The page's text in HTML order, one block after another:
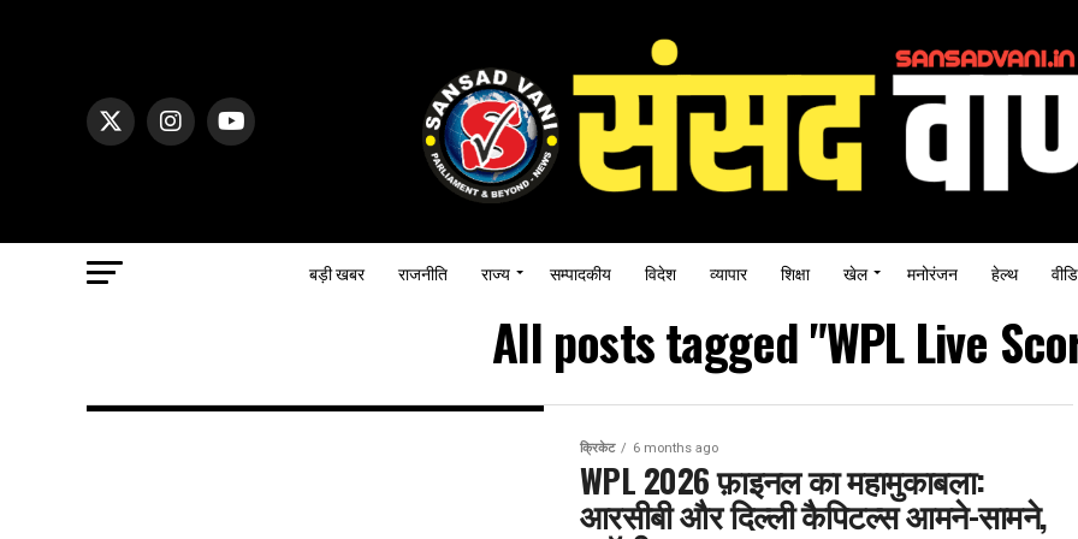
बड़ी खबर राजनीति राज्य सम्पादकीय विदेश व्यापार शिक्षा खेल मनोरंजन हेल्थ
All posts tagged "WPL Live
क्रिकेट 6 months ago
WPL 2026 फ़ाइनल का महामुकाबला:
आरसीबी और दिल्ली कैपिटल्स आमने-सामने,